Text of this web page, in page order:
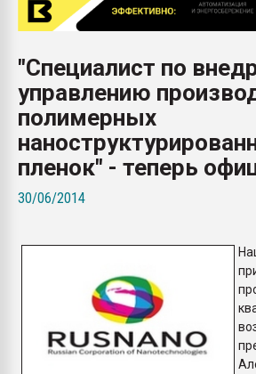
"Специалист по
управлению
полимерных
пленок" - теперь
30/06/2014